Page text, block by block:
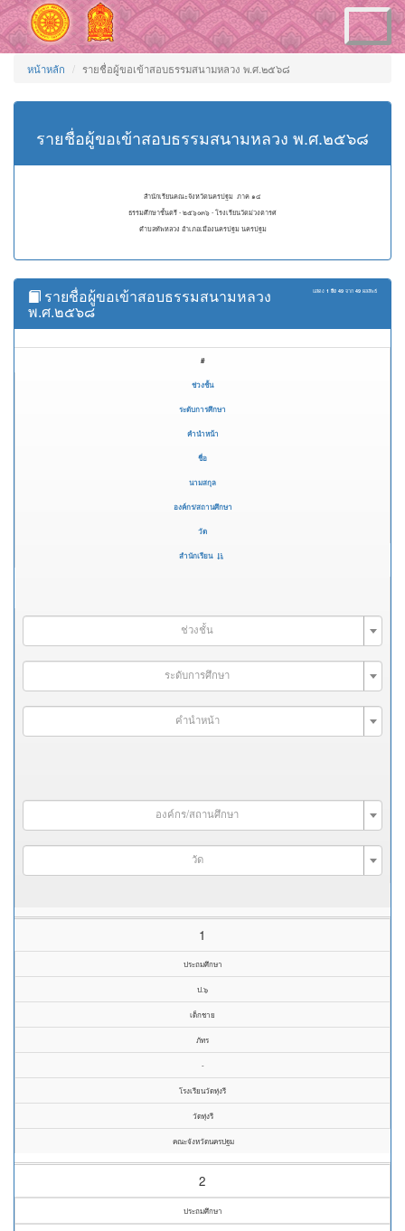
Toggle
navigation
หน้าหลัก รายชื่อผู้ขอเข้าสอบธรรมสนามหลวง พ.ศ.๒๕๖๘
รายชื่อผู้ขอเข้าสอบธรรมสนามหลวง พ.ศ.๒๕๖๘
สำนักเรียนคณะจังหวัดนครปฐม ภาค ๑๔
ธรรมศึกษาชั้นตรี - ๒๕๖๐๓๖ - โรงเรียนวัดม่วงตารศ
ตำบลทัพหลวง อำเภอเมืองนครปฐม นครปฐม
แสดง 1 ถึง 49 จาก 49 ผลลัพธ์
รายชื่อผู้ขอเข้าสอบธรรมสนามหลวง
พ.ศ.๒๕๖๘
#
ช่วงชั้น
ระดับการศึกษา
คำนำหน้า
ชื่อ
นามสกุล
องค์กร/สถานศึกษา
วัด
สำนักเรียน
ช่วงชั้น
ระดับการศึกษา
คำนำหน้า
องค์กร/สถานศึกษา
วัด
1
ประถมศึกษา
ป.๖
เด็กชาย
ภัทร
-
โรงเรียนวัดทุ่งรี
วัดทุ่งรี
คณะจังหวัดนครปฐม
2
ประถมศึกษา